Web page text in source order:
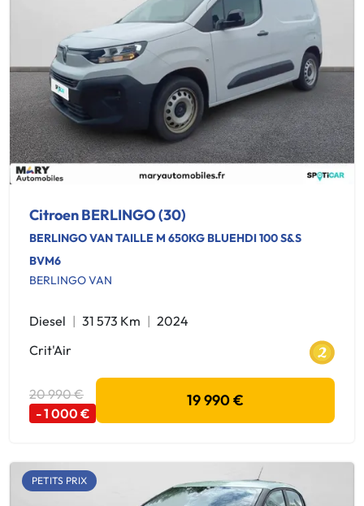
Citroen BERLINGO (30)
BERLINGO VAN TAILLE M 650KG BLUEHDI 100 S&S
BVM6
BERLINGO VAN
Diesel 31 573 Km
2024
Crit'Air
20 990 €
- 1 000 €
19 990 €
PETITS PRIX